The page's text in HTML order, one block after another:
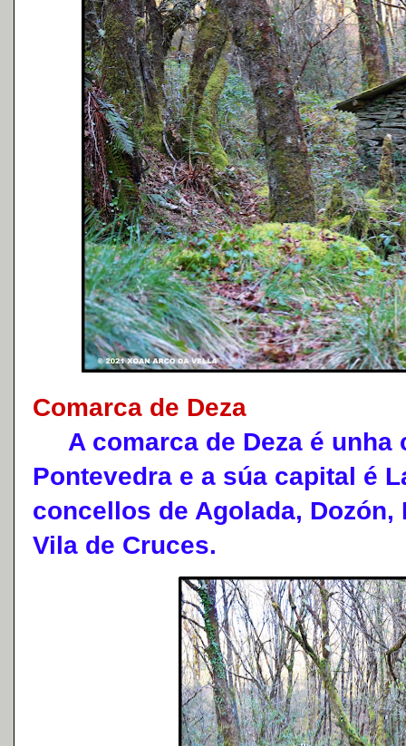
Comarca de Deza
A comarca de Deza é unha
Pontevedra e a súa capital é
concellos de Agolada,
Vila de Cruces.